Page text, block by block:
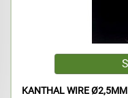
KANTHAL WIRE Ø2,5MM